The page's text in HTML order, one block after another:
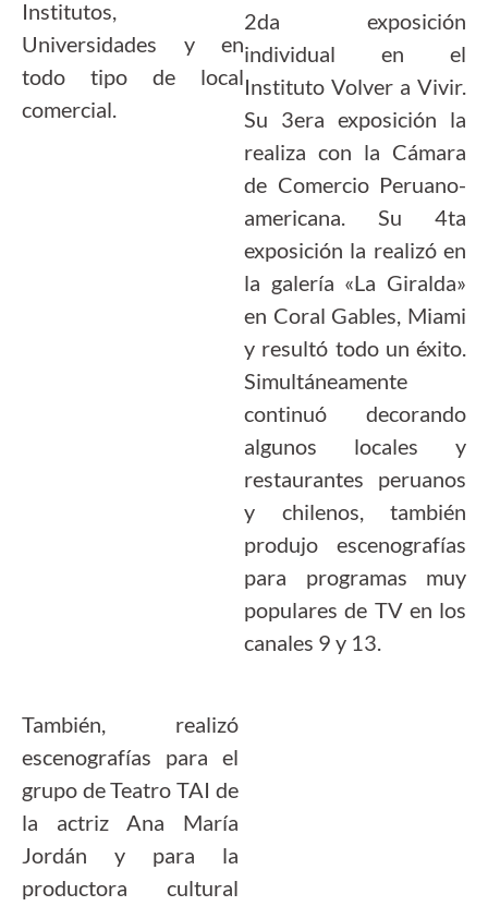
Institutos,
Universidades y en
todo tipo de local
comercial.
2da exposición
individual en el
Instituto Volver a Vivir.
Su 3era exposición la
realiza con la Cámara
de Comercio Peruano-
americana. Su 4ta
exposición la realizó en
la galería «La Giralda»
en Coral Gables, Miami
y resultó todo un éxito.
Simultáneamente
continuó decorando
algunos locales y
restaurantes peruanos
y chilenos, también
produjo escenografías
para programas muy
populares de TV en los
canales 9 y 13.
También, realizó
escenografías para el
grupo de Teatro TAI de
la actriz Ana María
Jordán y para la
productora cultural